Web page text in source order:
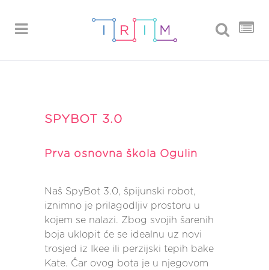
SPYBOT 3.0
Prva osnovna škola Ogulin
Naš SpyBot 3.0, špijunski robot,
iznimno je prilagodljiv prostoru u
kojem se nalazi. Zbog svojih šarenih
boja uklopit će se idealnu uz novi
trosjed iz Ikee ili perzijski tepih bake
Kate. Čar ovog bota je u njegovom